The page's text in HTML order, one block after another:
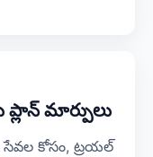
ప్లాన్ మార్పులు
సేవల కోసం, ట్రయల్